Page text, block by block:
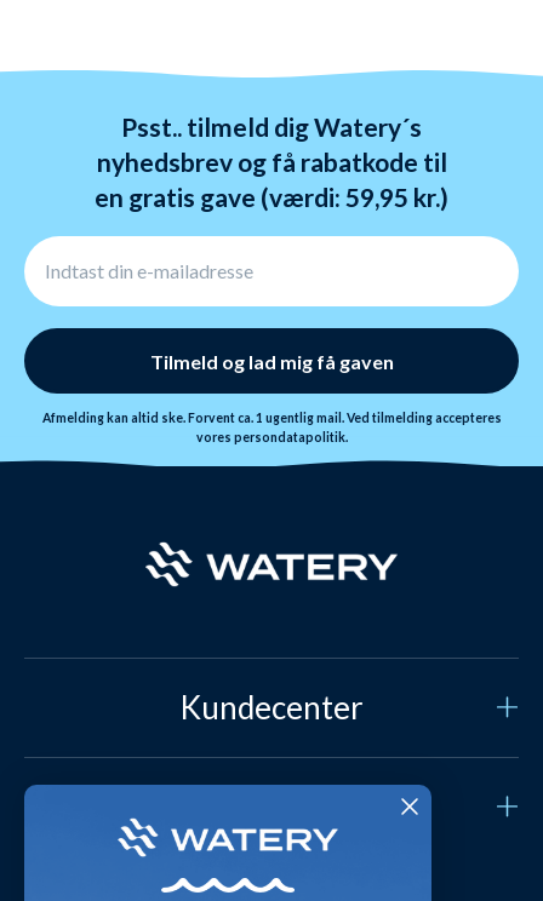
behandles indenfor 24 timer.
Psst.. tilmeld dig Watery´s
nyhedsbrev og få rabatkode til
en gratis gave (værdi: 59,95 kr.)
Tilmeld og lad mig få gaven
Afmelding kan altid ske. Forvent ca. 1 ugentlig mail. Ved tilmelding accepteres
vores persondatapolitik.
Kundecenter
Kontakt os
Sikker betaling
Hvem er vi?